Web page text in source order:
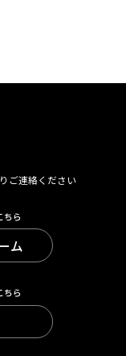
ご連絡ください
ちら
ム
ちら